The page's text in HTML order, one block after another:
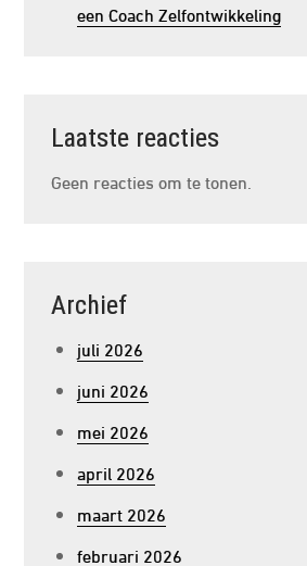
een Coach Zelfontwikkeling
Laatste reacties
Geen reacties om te tonen.
Archief
juli 2026
juni 2026
mei 2026
april 2026
maart 2026
februari 2026